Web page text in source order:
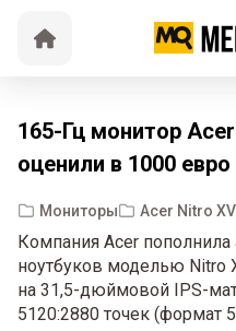
165-Гц монитор
оценили в 1000 евро
Мониторы Acer Nitro
Компания Acer
ноутбуков моделью Nitro
на 31,5-дюймовой IPS-
5120:2880 точек (формат